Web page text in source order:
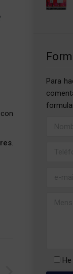
.
Para